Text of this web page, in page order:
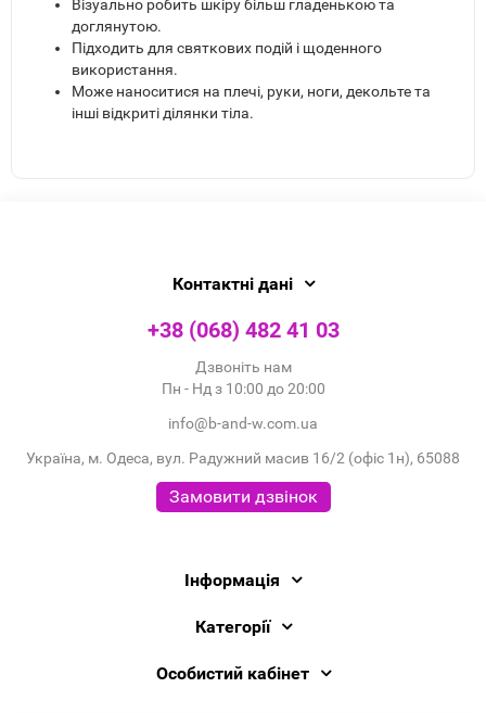
Візуально робить шкіру більш гладенькою та
доглянутою.
Підходить для святкових подій і щоденного
використання.
Може наноситися на плечі, руки, ноги, декольте та
інші відкриті ділянки тіла.
Контактні дані
+38 (068) 482 41 03
Дзвоніть нам
Пн - Нд з 10:00 до 20:00
info@b-and-w.com.ua
Україна, м. Одеса, вул. Радужний масив 16/2 (офіс 1н), 65088
Замовити дзвінок
Інформація
Категорії
Особистий кабінет